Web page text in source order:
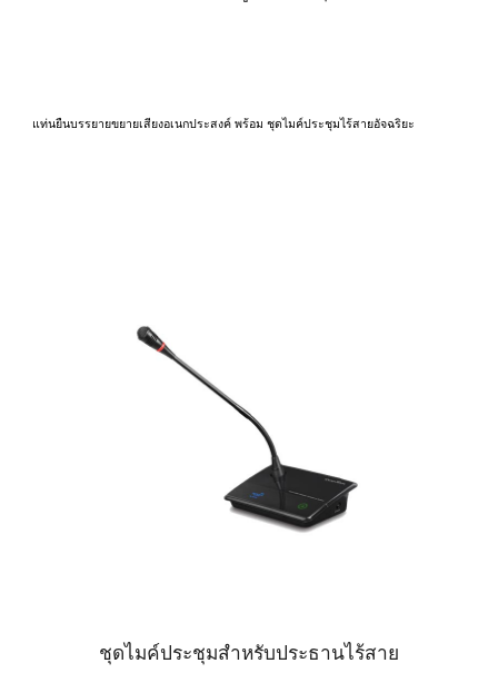
แท่นยืนบรรยายขยายเสียงอเนกประสงค์ พร้อม ชุดไมค์ประชุมไร้สายอัจฉริยะ
ชุดไมค์ประชุมสำหรับประธานไร้สาย